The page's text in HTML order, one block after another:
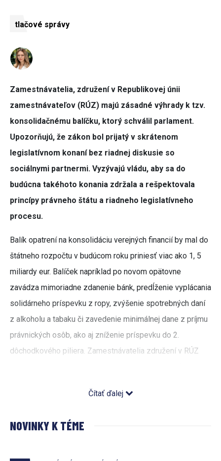
tlačové správy
Zamestnávatelia, združení v Republikovej únii
zamestnávateľov (RÚZ) majú zásadné výhrady k tzv.
konsolidačnému balíčku, ktorý schválil parlament.
Upozorňujú, že zákon bol prijatý v skrátenom
legislatívnom konaní bez riadnej diskusie so
sociálnymi partnermi. Vyzývajú vládu, aby sa do
budúcna takéhoto konania zdržala a rešpektovala
princípy právneho štátu a riadneho legislatívneho
procesu.
Balík opatrení na konsolidáciu verejných financií by mal do
štátneho rozpočtu v budúcom roku priniesť viac ako 1, 5
miliardy eur. Balíček napríklad po novom opätovne
zavádza mimoriadne zdanenie bánk, predĺženie vyplácania
solidárneho príspevku z ropy, zvýšenie spotrebných daní
z alkoholu a tabaku či zavedenie minimálnej dane z príjmu
právnických osôb, ako aj zníženie príspevku do 2.
dôchodkového piliera. Zamestnávatelia združení v RÚZ
ktoré znižujú jeho výdavky – takéto však v zákone
ktoré prostredníctvom zdanenia podnikov zásadným
Čítať ďalej
NOVINKY K TÉME